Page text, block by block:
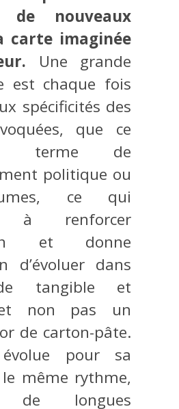
de nouveaux
carte imaginée
Une grande
est chaque fois
spécificités des
que ce
terme de
politique ou
ce qui
à renforcer
et donne
d’évoluer dans
tangible et
non pas un
de carton-pâte.
évolue pour sa
même rythme,
de longues